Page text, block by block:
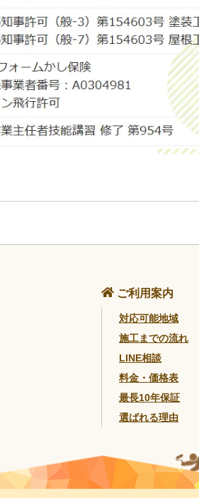
ご利用案内
対応可能地域
施工までの流れ
LINE相談
料金・価格表
最長10年保証
選ばれる理由